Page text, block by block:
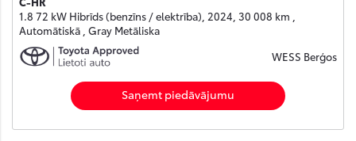
1.8 72 kW Hibrīds (benzīns / elektrība), 2024, 30 008 km ,
Automātiskā , Gray Metāliska
WESS Berģos
Saņemt piedāvājumu